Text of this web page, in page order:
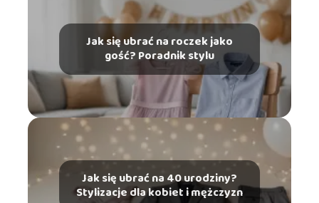
Jak się ubrać na roczek jako
gość? Poradnik stylu
Jak się ubrać na 40 urodziny?
Stylizacje dla kobiet i mężczyzn